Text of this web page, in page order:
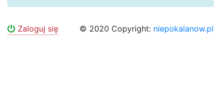
Zaloguj się © 2020 Copyright: niepokalanow.pl